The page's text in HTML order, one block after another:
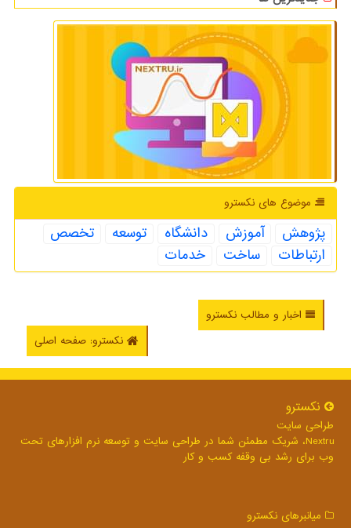
موضوع های نكسترو
پژوهش آموزش دانشگاه توسعه
تخصص
ارتباطات
ساخت خدمات
اخبار و مطالب نکسترو
نکسترو: صفحه اصلی
نكسترو
طراحی سایت
Nextru، شریک مطمئن شما در طراحی سایت و توسعه نرم افزارهای تحت
وب برای رشد بی وقفه کسب و کار
میانبرهای نكسترو